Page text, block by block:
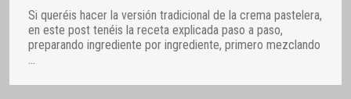
Si queréis hacer la versión tradicional de la crema pastelera,
en este post tenéis la receta explicada paso a paso,
preparando ingrediente por ingrediente, primero mezclando